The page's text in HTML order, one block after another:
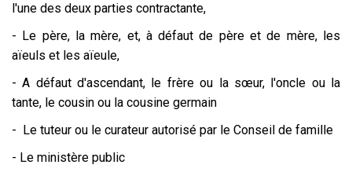
l'une des deux parties contractante,
- Le père, la mère, et, à défaut de père et de mère, les
aïeuls et les aïeule,
- A défaut d'ascendant, le frère ou la sœur, l'oncle ou la
tante, le cousin ou la cousine germain
- Le tuteur ou le curateur autorisé par le Conseil de famille
- Le ministère public